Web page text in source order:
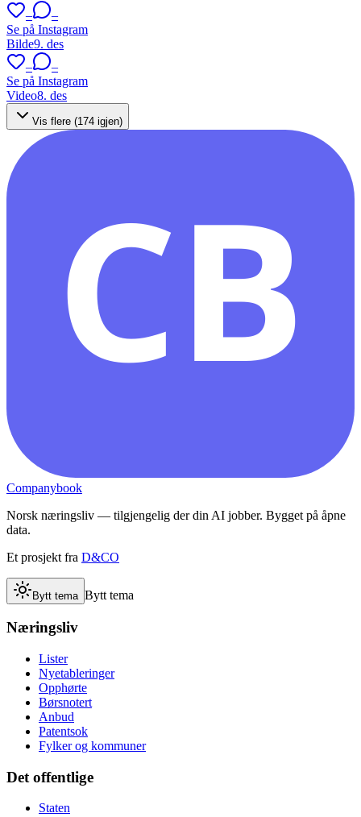
–
–
Se på Instagram
Bilde9. des
–
–
Se på Instagram
Video8. des
Vis flere (174 igjen)
CB
Companybook
Norsk næringsliv — tilgjengelig der din AI jobber. Bygget på åpne
data.
Et prosjekt fra D&CO
Bytt tema Bytt tema
Næringsliv
Lister
Nyetableringer
Opphørte
Børsnotert
Anbud
Patentsok
Fylker og kommuner
Det offentlige
Staten